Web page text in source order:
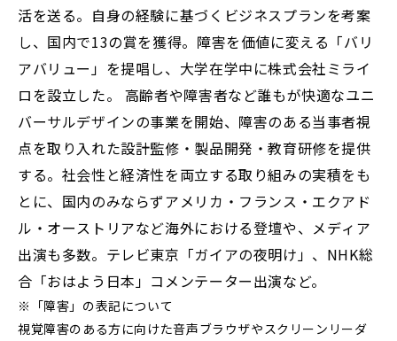
活を送る。自身の経験に基づくビジネスプランを考案
し、国内で13の賞を獲得。障害を価値に変える「バリ
アバリュー」を提唱し、大学在学中に株式会社ミライ
ロを設立した。 高齢者や障害者など誰もが快適なユニ
バーサルデザインの事業を開始、障害のある当事者視
点を取り入れた設計監修・製品開発・教育研修を提供
する。社会性と経済性を両立する取り組みの実積をも
とに、国内のみならずアメリカ・フランス・エクアド
ル・オーストリアなど海外における登壇や、メディア
出演も多数。テレビ東京「ガイアの夜明け」、NHK総
合「おはよう日本」コメンテーター出演など。
※「障害」の表記について
視覚障害のある方に向けた音声ブラウザやスクリーンリーダ